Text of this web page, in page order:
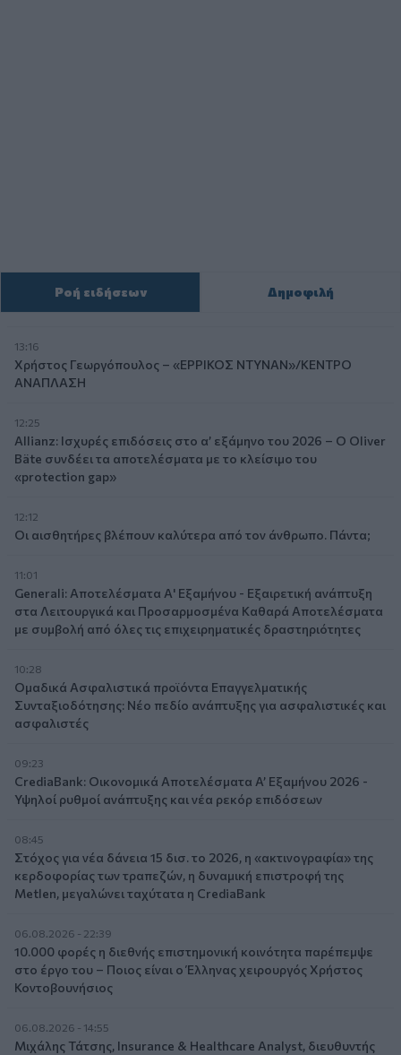
Ροή ειδήσεων Δημοφιλή
13:16
Χρήστος Γεωργόπουλος – «ΕΡΡΙΚΟΣ ΝΤΥΝΑΝ»/ΚΕΝΤΡΟ
ΑΝΑΠΛΑΣΗ
12:25
Allianz: Ισχυρές επιδόσεις στο α’ εξάμηνο του 2026 – Ο Oliver
Bäte συνδέει τα αποτελέσματα με το κλείσιμο του
«protection gap»
12:12
Οι αισθητήρες βλέπουν καλύτερα από τον άνθρωπο. Πάντα;
11:01
Generali: Αποτελέσματα Α' Εξαμήνου - Εξαιρετική ανάπτυξη
στα Λειτουργικά και Προσαρμοσμένα Καθαρά Αποτελέσματα
με συμβολή από όλες τις επιχειρηματικές δραστηριότητες
10:28
Ομαδικά Ασφαλιστικά προϊόντα Επαγγελματικής
Συνταξιοδότησης: Νέο πεδίο ανάπτυξης για ασφαλιστικές και
ασφαλιστές
09:23
CrediaBank: Οικονομικά Αποτελέσματα A’ Εξαμήνου 2026 -
Υψηλοί ρυθμοί ανάπτυξης και νέα ρεκόρ επιδόσεων
08:45
Στόχος για νέα δάνεια 15 δισ. το 2026, η «ακτινογραφία» της
κερδοφορίας των τραπεζών, η δυναμική επιστροφή της
Metlen, μεγαλώνει ταχύτατα η CrediaBank
06.08.2026 - 22:39
10.000 φορές η διεθνής επιστημονική κοινότητα παρέπεμψε
στο έργο του – Ποιος είναι ο Έλληνας χειρουργός Χρήστος
Κοντοβουνήσιος
06.08.2026 - 14:55
Μιχάλης Τάτσης, Insurance & Healthcare Analyst, διευθυντής